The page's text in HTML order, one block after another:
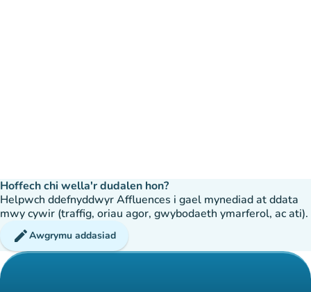
Hoffech chi wella'r dudalen hon?
Helpwch ddefnyddwyr Affluences i gael mynediad at ddata
mwy cywir (traffig, oriau agor, gwybodaeth ymarferol, ac ati).
editAwgrymu addasiad